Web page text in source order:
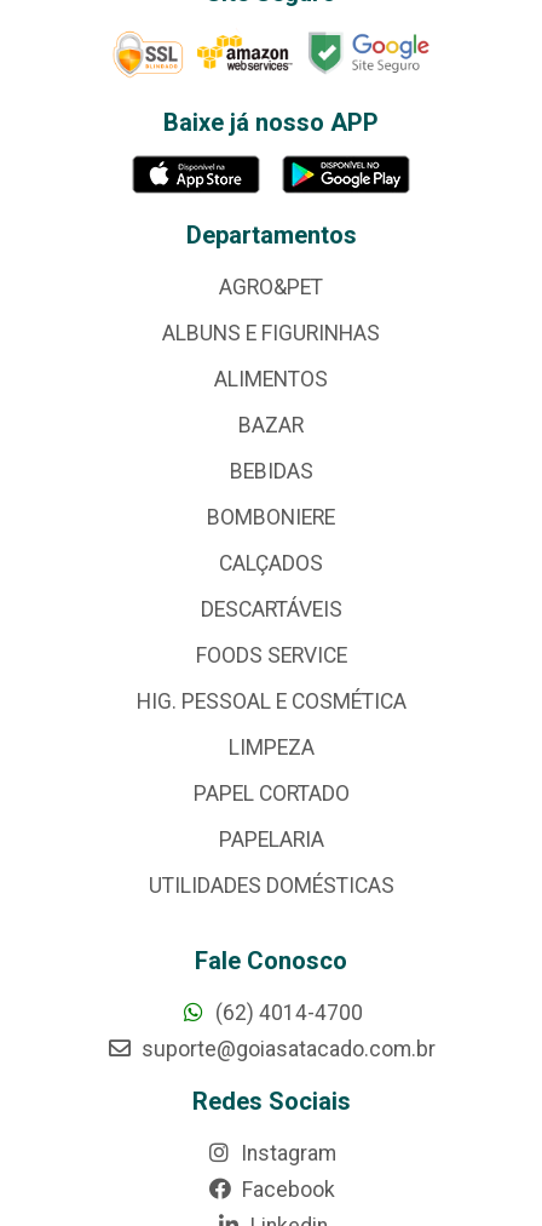
Baixe já nosso APP
Departamentos
AGRO&PET
ALBUNS E FIGURINHAS
ALIMENTOS
BAZAR
BEBIDAS
BOMBONIERE
CALÇADOS
DESCARTÁVEIS
FOODS SERVICE
HIG. PESSOAL E COSMÉTICA
LIMPEZA
PAPEL CORTADO
PAPELARIA
UTILIDADES DOMÉSTICAS
Fale Conosco
(62) 4014-4700
suporte@goiasatacado.com.br
Redes Sociais
Instagram
Facebook